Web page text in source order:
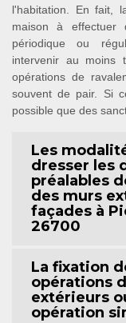
l'habitation. En fait,
maison à effectuer
périodique ou
intervenir au moins
opérations de
souvent de pair. Si
possible que des
Les
dresser les
préalables
des murs
façades à
26700
La fixation
opérations
extérieurs
opération